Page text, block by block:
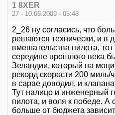
1 8XER
27 - 10.08.2009 - 05:48
2_26 ну согласись, что
решаются технически, и в
вмешательства пилота,
середине прошлого века
Зеландии, который на
рекорд скорости 200
в сарае доводил, и
Тут налицо и инженерный
пилота, и воля к победе. А
больше от бюджета